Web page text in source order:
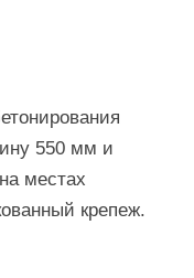
550 мм и
местах
крепеж.